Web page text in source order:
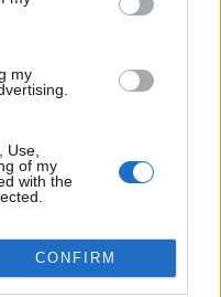
my
Use,
of my
with the
CONFIRM
program/detail/camp-poin
stranou hlavních tras.
historii – od zimního
nebo kulturní scénu.
program/detail/camp-poin